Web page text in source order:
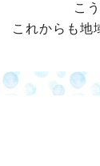
こ
これからも地